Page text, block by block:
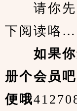
请你先
下阅读咯
如果你
册个会员
便哦